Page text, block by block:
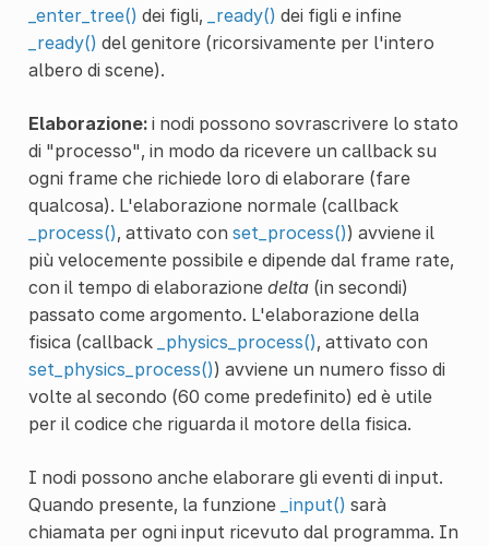
_enter_tree() dei figli, _ready() dei figli e infine
_ready() del genitore (ricorsivamente per l'intero
albero di scene).
Elaborazione:i nodi possono sovrascrivere lo stato
di "processo", in modo da ricevere un callback su
ogni frame che richiede loro di elaborare (fare
qualcosa). L'elaborazione normale (callback
_process(), attivato con set_process()) avviene il
più velocemente possibile e dipende dal frame rate,
con il tempo di elaborazione delta(in secondi)
passato come argomento. L'elaborazione della
fisica (callback
_physics_process(), attivato con
set_physics_process()) avviene un numero fisso di
volte al secondo (60 come predefinito) ed è utile
per il codice che riguarda il motore della fisica.
I nodi possono anche elaborare gli eventi di input.
Quando presente, la funzione _input() sarà
chiamata per ogni input ricevuto dal programma. In